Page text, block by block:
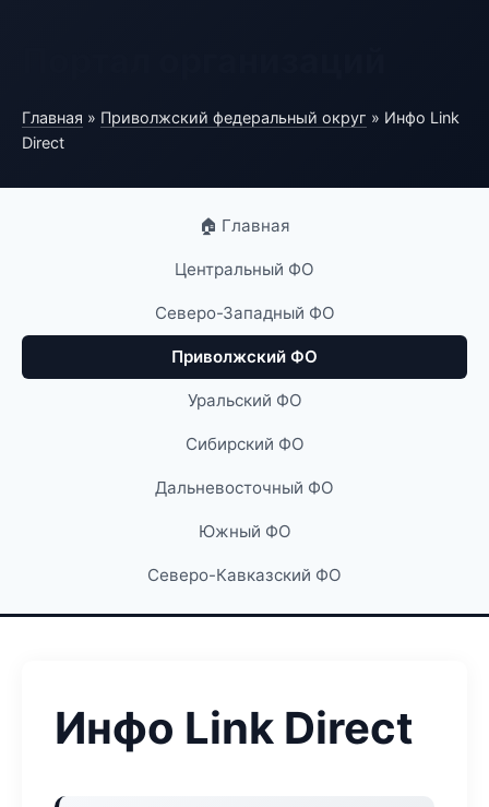
Главная » Приволжский федеральный округ » Инфо Link
Direct
🏠 Главная
Центральный ФО
Северо-Западный ФО
Приволжский ФО
Уральский ФО
Сибирский ФО
Дальневосточный ФО
Южный ФО
Северо-Кавказский ФО
Инфо Link Direct